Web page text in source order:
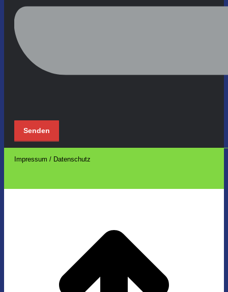
Impressum / Datenschutz